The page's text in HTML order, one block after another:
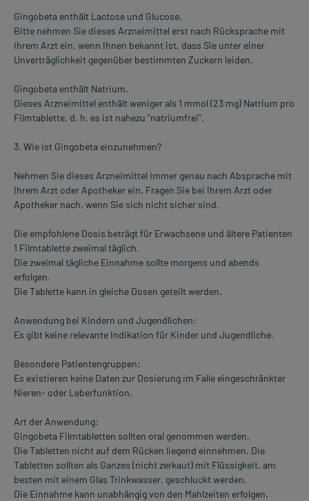
Gingobeta enthält Lactose und Glucose.
Bitte nehmen Sie dieses Arzneimittel erst nach Rücksprache mit
Ihrem Arzt ein, wenn Ihnen bekannt ist, dass Sie unter einer
Unverträglichkeit gegenüber bestimmten Zuckern leiden.
Gingobeta enthält Natrium.
Dieses Arzneimittel enthält weniger als 1 mmol (23 mg) Natrium pro
Filmtablette, d. h. es ist nahezu "natriumfrei".
3. Wie ist Gingobeta einzunehmen?
Nehmen Sie dieses Arzneimittel immer genau nach Absprache mit
Ihrem Arzt oder Apotheker ein. Fragen Sie bei Ihrem Arzt oder
Apotheker nach, wenn Sie sich nicht sicher sind.
Die empfohlene Dosis beträgt für Erwachsene und ältere Patienten
1 Filmtablette zweimal täglich.
Die zweimal tägliche Einnahme sollte morgens und abends
erfolgen.
Die Tablette kann in gleiche Dosen geteilt werden.
Anwendung bei Kindern und Jugendlichen:
Es gibt keine relevante Indikation für Kinder und Jugendliche.
Besondere Patientengruppen:
Es existieren keine Daten zur Dosierung im Falle eingeschränkter
Nieren- oder Leberfunktion.
Art der Anwendung:
Gingobeta Filmtabletten sollten oral genommen werden.
Die Tabletten nicht auf dem Rücken liegend einnehmen. Die
Tabletten sollten als Ganzes (nicht zerkaut) mit Flüssigkeit, am
besten mit einem Glas Trinkwasser, geschluckt werden.
Die Einnahme kann unabhängig von den Mahlzeiten erfolgen.